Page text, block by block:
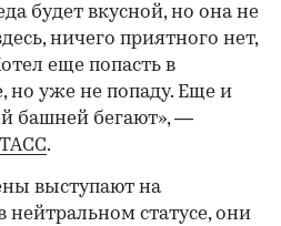
будет вкусной, но она не
ничего приятного нет,
еще попасть в
уже не попаду. Еще и
башней бегают», —
ТАСС.
выступают на
статусе, они